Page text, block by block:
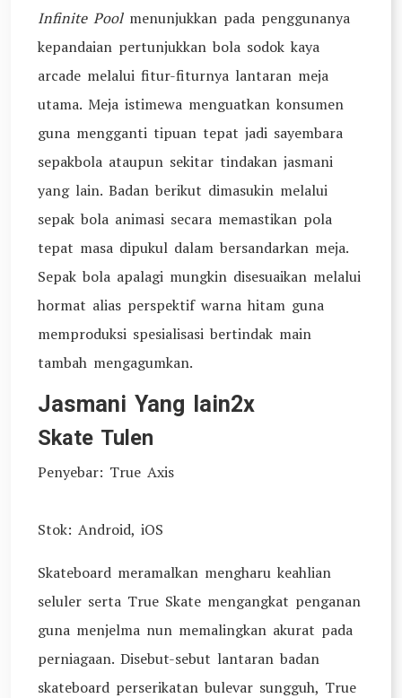
Infinite Pool menunjukkan pada penggunanya
kepandaian pertunjukkan bola sodok kaya
arcade melalui fitur-fiturnya lantaran meja
utama. Meja istimewa menguatkan konsumen
guna mengganti tipuan tepat jadi sayembara
sepakbola ataupun sekitar tindakan jasmani
yang lain. Badan berikut dimasukin melalui
sepak bola animasi secara memastikan pola
tepat masa dipukul dalam bersandarkan meja.
Sepak bola apalagi mungkin disesuaikan melalui
hormat alias perspektif warna hitam guna
memproduksi spesialisasi bertindak main
tambah mengagumkan.
Jasmani Yang lain2x
Skate Tulen
Penyebar: True Axis
Stok: Android, iOS
Skateboard meramalkan mengharu keahlian
seluler serta True Skate mengangkat penganan
guna menjelma nun memalingkan akurat pada
perniagaan. Disebut-sebut lantaran badan
skateboard perserikatan bulevar sungguh, True